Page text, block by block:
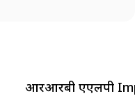
आरआरबी एएलपी